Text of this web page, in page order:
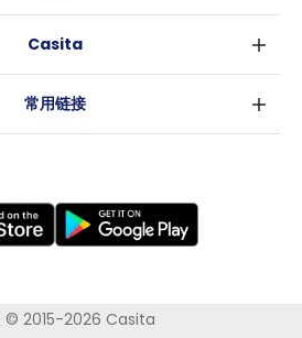
爱丁堡
利兹
考文垂
莱斯特
纽卡斯尔
布里斯班
阿德莱德
洛杉矶
Casita
常用链接
© 2015-2026 Casita